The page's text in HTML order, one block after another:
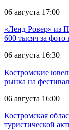
06 августа 17:00
«Ленд Ровер» из
600 тысяч за фото
06 августа 16:30
Костромские
рынка на
06 августа 16:00
Костромская
туристической